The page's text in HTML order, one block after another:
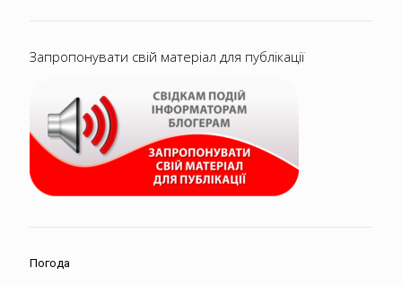
Запропонувати свій матеріал для публікації
Погода